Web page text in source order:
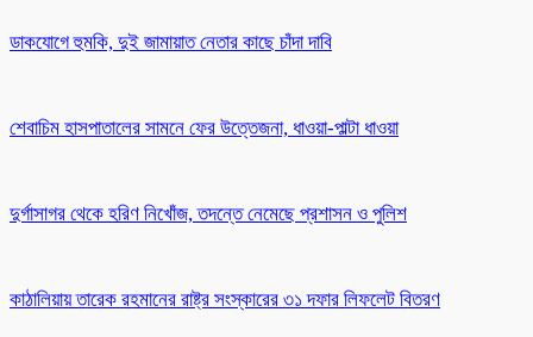
ডাকযোগে হুমকি, দুই জামায়াত নেতার কাছে চাঁদা দাবি
শেবাচিম হাসপাতালের সামনে ফের উত্তেজনা, ধাওয়া-পাল্টা ধাওয়া
দুর্গাসাগর থেকে হরিণ নিখোঁজ, তদন্তে নেমেছে প্রশাসন ও পুলিশ
কাঠালিয়ায় তারেক রহমানের রাষ্ট্র সংস্কারের ৩১ দফার লিফলেট বিতরণ